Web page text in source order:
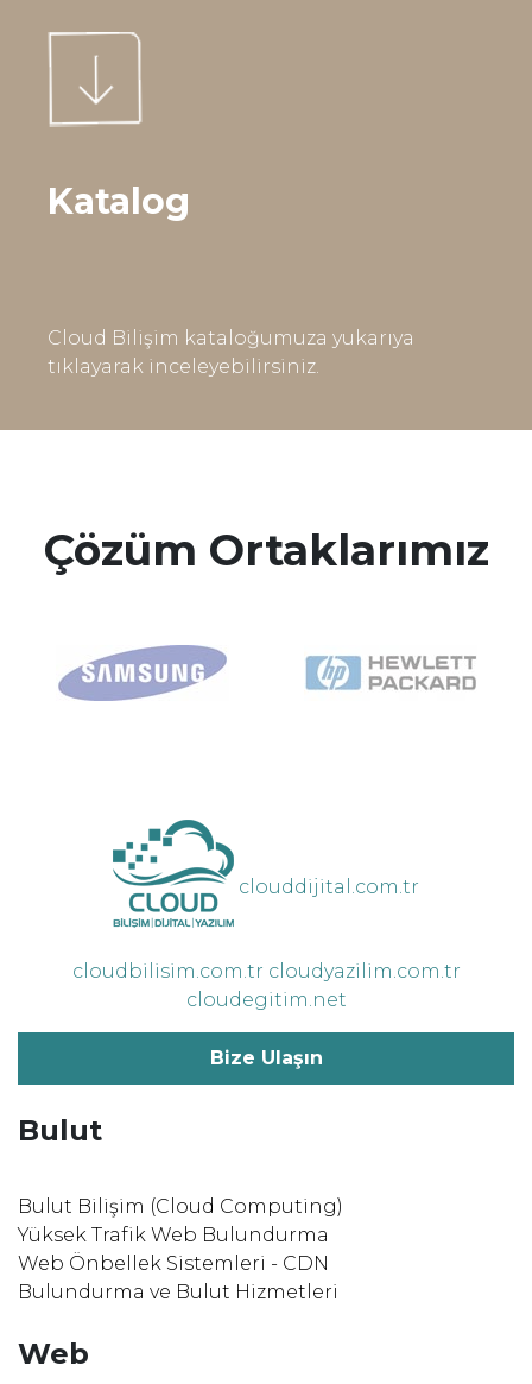
Katalog
Cloud Bilişim kataloğumuza yukarıya
tıklayarak inceleyebilirsiniz.
Çözüm Ortaklarımız
clouddijital.com.tr
cloudbilisim.com.tr cloudyazilim.com.tr
cloudegitim.net
Bize Ulaşın
Bulut
Bulut Bilişim (Cloud Computing)
Yüksek Trafik Web Bulundurma
Web Önbellek Sistemleri - CDN
Bulundurma ve Bulut Hizmetleri
Web